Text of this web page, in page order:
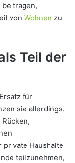
beitragen,
von Wohnen zu
Teil der
für
sie allerdings.
private Haushalte
teilzunehmen,